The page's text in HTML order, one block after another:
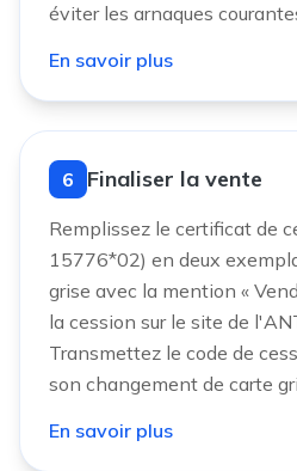
éviter les arnaques
En savoir plus
6 Finaliser la vente
Remplissez le certificat de
15776*02) en deux
grise avec la mention «
la cession sur le site de
Transmettez le code de
son changement de carte
En savoir plus